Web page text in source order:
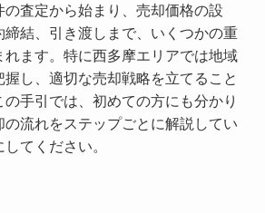
査定から始まり、売却価格の設
締結、引き渡しまで、いくつかの重
ます。特に西多摩エリアでは地域
し、適切な売却戦略を立てること
手引では、初めての方にも分かり
流れをステップごとに解説してい
てください。